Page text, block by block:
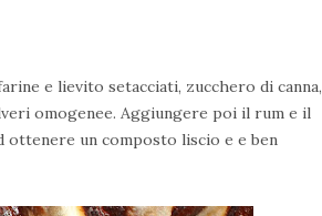
e lievito setacciati, zucchero di canna,
omogenee. Aggiungere poi il rum e il
ottenere un composto liscio e e ben